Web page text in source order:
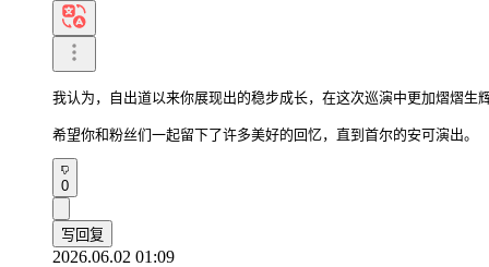
我认为，自出道以来你展现出的稳步成长，在这次巡演中更加熠熠生
希望你和粉丝们一起留下了许多美好的回忆，直到首尔的安可演出。
0
写回复
2026.06.02 01:09